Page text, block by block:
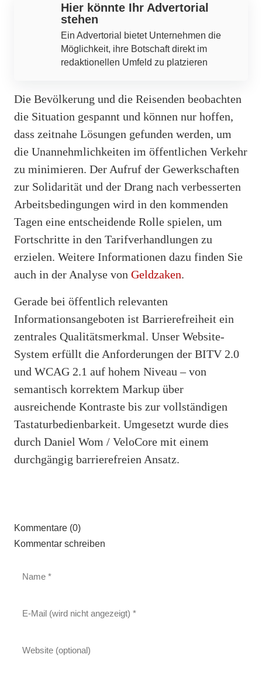
Hier könnte Ihr Advertorial
stehen
Ein Advertorial bietet Unternehmen die
Möglichkeit, ihre Botschaft direkt im
redaktionellen Umfeld zu platzieren
Die Bevölkerung und die Reisenden beobachten
die Situation gespannt und können nur hoffen,
dass zeitnahe Lösungen gefunden werden, um
die Unannehmlichkeiten im öffentlichen Verkehr
zu minimieren. Der Aufruf der Gewerkschaften
zur Solidarität und der Drang nach verbesserten
Arbeitsbedingungen wird in den kommenden
Tagen eine entscheidende Rolle spielen, um
Fortschritte in den Tarifverhandlungen zu
erzielen. Weitere Informationen dazu finden Sie
auch in der Analyse von Geldzaken.
Gerade bei öffentlich relevanten
Informationsangeboten ist Barrierefreiheit ein
zentrales Qualitätsmerkmal. Unser Website-
System erfüllt die Anforderungen der BITV 2.0
und WCAG 2.1 auf hohem Niveau – von
semantisch korrektem Markup über
ausreichende Kontraste bis zur vollständigen
Tastaturbedienbarkeit. Umgesetzt wurde dies
durch Daniel Wom / VeloCore mit einem
durchgängig barrierefreien Ansatz.
Kommentare (0)
Kommentar schreiben